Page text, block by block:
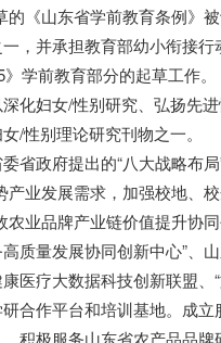
的《山东省学前教育条例》
，并承担教育部幼小衔接
》学前教育部分的起草工作
化妇女/性别研究、弘扬先
/性别理论研究刊物之一。
省政府提出的“八大战略布
产业发展需求，加强校地、
农业品牌产业链价值提升协
质量发展协同创新中心”、
医疗大数据科技创新联盟、
合作平台和培训基地。成